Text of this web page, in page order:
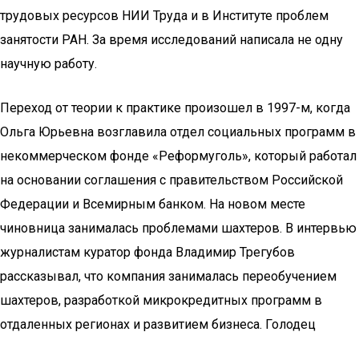
трудовых ресурсов НИИ Труда и в Институте проблем
занятости РАН. За время исследований написала не одну
научную работу.
Переход от теории к практике произошел в 1997-м, когда
Ольга Юрьевна возглавила отдел социальных программ в
некоммерческом фонде «Реформуголь», который работал
на основании соглашения с правительством Российской
Федерации и Всемирным банком. На новом месте
чиновница занималась проблемами шахтеров. В интервью
журналистам куратор фонда Владимир Трегубов
рассказывал, что компания занималась переобучением
шахтеров, разработкой микрокредитных программ в
отдаленных регионах и развитием бизнеса. Голодец